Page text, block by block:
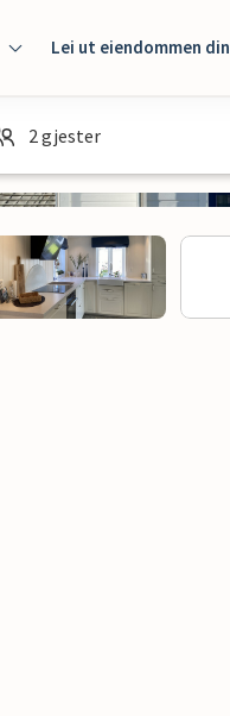
Lei ut eiendommen din
2 gjester